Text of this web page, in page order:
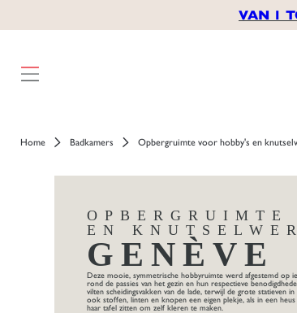
VAN 1
Home Badkamers Opbergruimte voor hobby's en
OPBERGRUIMTE
EN
GENÈVE
Deze mooie, symmetrische hobbyruimte werd afgestemd op
rond de passies van het gezin en hun respectieve
vilten scheidingsvakken van de lade, terwijl de grote statieven
ook stoffen, linten en knopen een eigen plekje, als in een
haar tafel zitten om zelf kleren te maken.